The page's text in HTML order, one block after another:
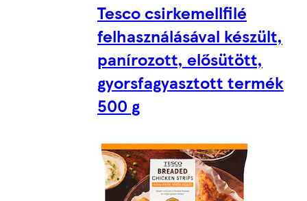
Tesco csirkemellfilé
felhasználásával készült,
panírozott, elősütött,
gyorsfagyasztott termék
500 g